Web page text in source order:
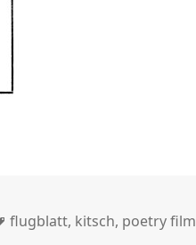
Tags
flugblatt, kitsch, poetry film